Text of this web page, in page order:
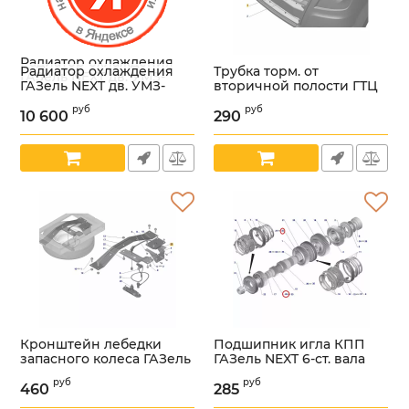
Радиатор охлаждения
ГАЗель NEXT дв. УМЗ-
А274 Evotech (в упак. g-
PART) /GP.10570025/
Артикул:
Радиатор охлаждения
ГАЗель NEXT дв. УМЗ-
А274 Evotech (в упак. g-
PART) /GP.10570025/
Артикул: УТ000004080
10 600 руб
Трубка торм. от
вторичной полости ГТЦ
ГАЗель NEXT (ООО "НПО
"Автопромагрегат" ГАЗ
3506065-10/
УТ000006299
290 руб
Кронштейн лебедки
запасного колеса ГАЗель
NEXT (ЦМФ) (ПАО "ГАЗ"
Оригинал) /A31R23-
460 руб
Подшипник игла КПП
ГАЗель NEXT 6-ст. вала
вторичного (INA ГАЗ
Оригинал) /.К42Х47Х17В/
Артикул: УТ000006102
285 руб